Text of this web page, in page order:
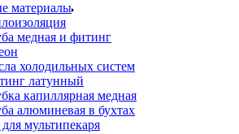
материалы
медная и фитинг
холодильных систем
латунный
капиллярная медная
алюминевая в бухтах
мультипекаря